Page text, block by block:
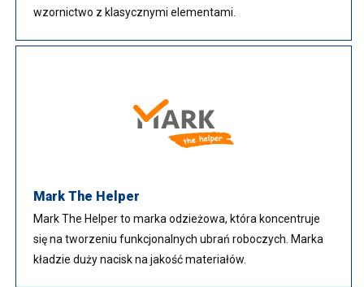
wzornictwo z klasycznymi elementami.
Mark The Helper
Mark The Helper to marka odzieżowa, która koncentruje
się na tworzeniu funkcjonalnych ubrań roboczych. Marka
kładzie duży nacisk na jakość materiałów.